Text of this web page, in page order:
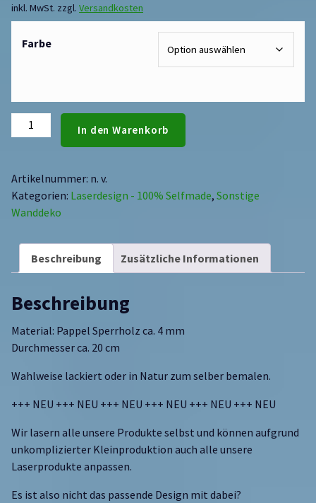
inkl. MwSt. zzgl. Versandkosten
Farbe
In den Warenkorb
Artikelnummer: n. v.
Kategorien: Laserdesign - 100% Selfmade, Sonstige
Wanddeko
Beschreibung Zusätzliche Informationen
Beschreibung
Material: Pappel Sperrholz ca. 4 mm
Durchmesser ca. 20 cm
Wahlweise lackiert oder in Natur zum selber bemalen.
+++ NEU +++ NEU +++ NEU +++ NEU +++ NEU +++ NEU
Wir lasern alle unsere Produkte selbst und können aufgrund
unkomplizierter Kleinproduktion auch alle unsere
Laserprodukte anpassen.
Es ist also nicht das passende Design mit dabei?